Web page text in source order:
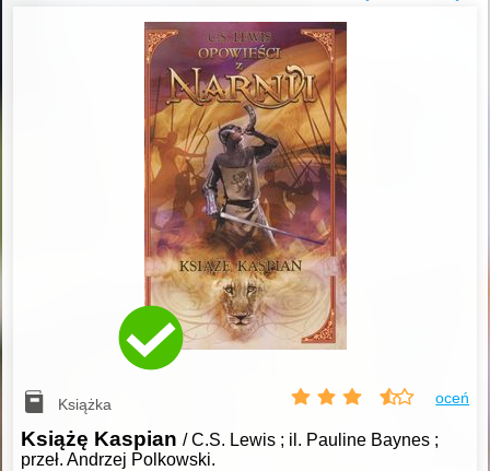
Książka oceń
Książę Kaspian / C.S. Lewis ; il. Pauline Baynes ;
przeł. Andrzej Polkowski.